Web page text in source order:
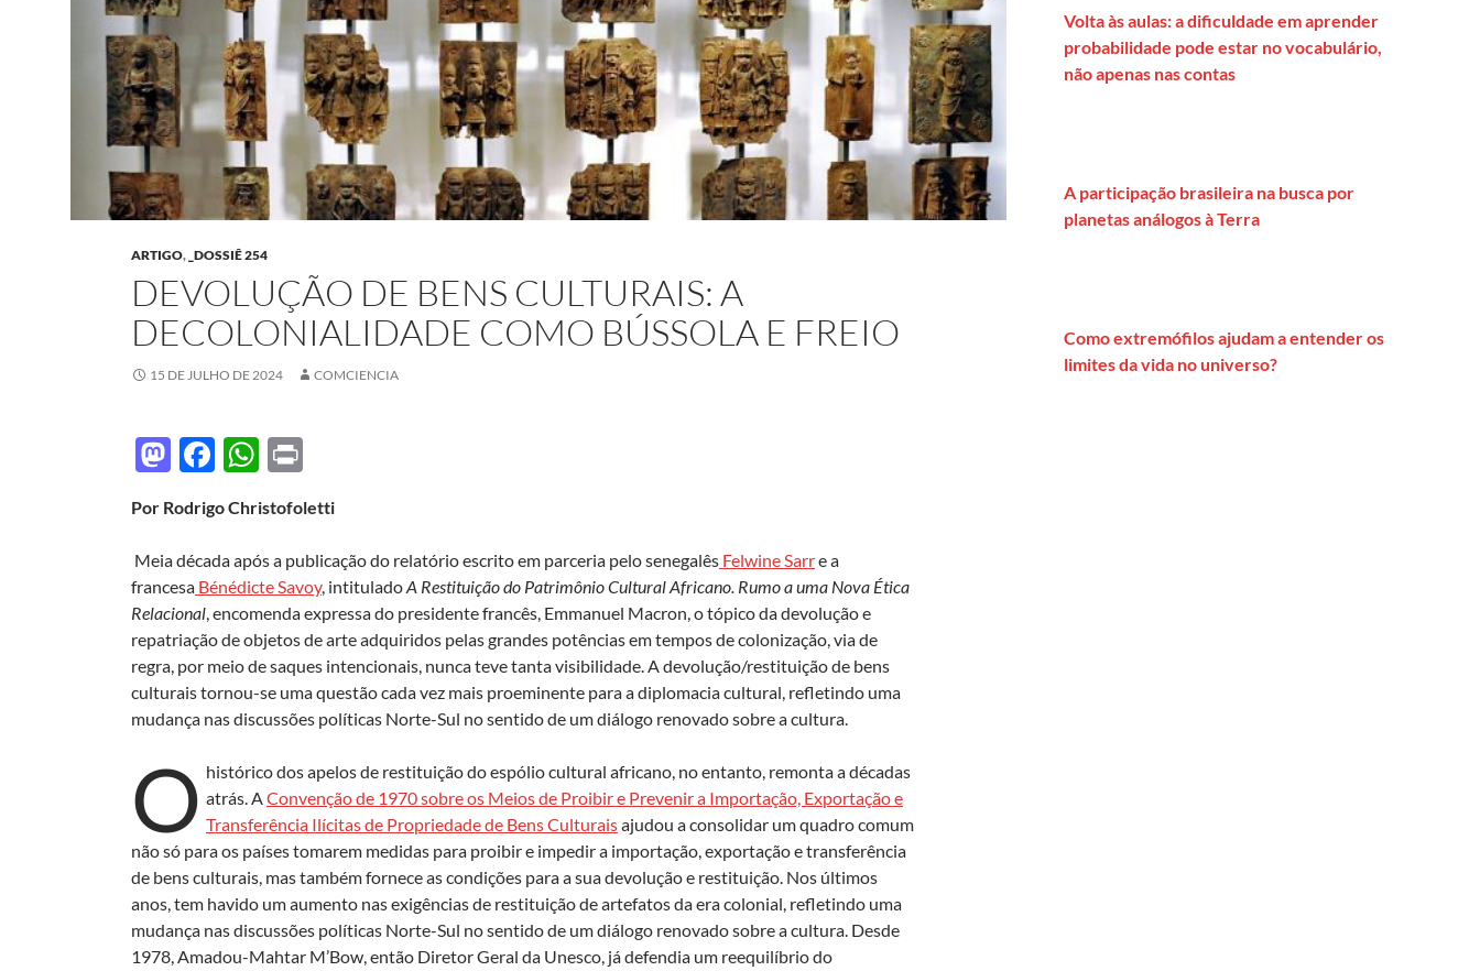
ARTIGO, _DOSSIÊ 254
DEVOLUÇÃO DE BENS CULTURAIS: A
DECOLONIALIDADE COMO BÚSSOLA E FREIO
15 DE JULHO DE 2024 COMCIENCIA
M
to
d
o
n
F
e
b
o
o
k
W
at
s
A
p
p
nt
Por Rodrigo Christofoletti
Meia década após a publicação do relatório escrito em parceria pelo senegalês Felwine Sarre a
francesa Bénédicte Savoy, intituladoA Restituição do Patrimônio Cultural Africano. Rumo a uma Nova Ética
Relacional , encomenda expressa do presidente francês, Emmanuel Macron, o tópico da devolução e
repatriação de objetos de arte adquiridos pelas grandes potências em tempos de colonização, via de
regra, por meio de saques intencionais, nunca teve tanta visibilidade. A devolução/restituição de bens
culturais tornou-se uma questão cada vez mais proeminente para a diplomacia cultural, refletindo uma
mudança nas discussões políticas Norte-Sul no sentido de um diálogo renovado sobre a cultura.
O histórico dos apelos de restituição do espólio cultural africano, no entanto, remonta a décadas
atrás. A Convenção de 1970 sobre os Meios de Proibir e Prevenir a Importação, Exportação e
Transferência Ilícitas de Propriedade de Bens Culturaisajudou a consolidar um quadro comum
não só para os países tomarem medidas para proibir e impedir a importação, exportação e transferência
de bens culturais, mas também fornece as condições para a sua devolução e restituição. Nos últimos
anos, tem havido um aumento nas exigências de restituição de artefatos da era colonial, refletindo uma
mudança nas discussões políticas Norte-Sul no sentido de um diálogo renovado sobre a cultura. Desde
1978, Amadou-Mahtar M’Bow, então Diretor Geral da Unesco, já defendia um reequilíbrio do
Volta às aulas: a dificuldade em aprender
probabilidade pode estar no vocabulário,
não apenas nas contas
A participação brasileira na busca por
planetas análogos à Terra
Como extremófilos ajudam a entender os
limites da vida no universo?